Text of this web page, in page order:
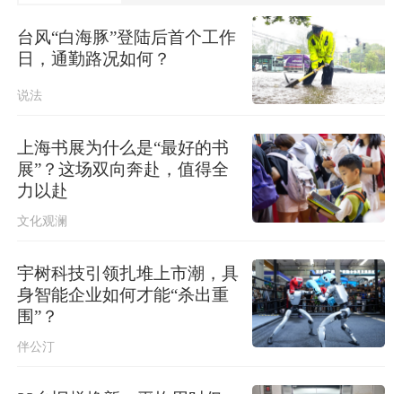
“白海豚”将深入内陆，10余省份将有暴
雨
国市场监管部门整治驾培垄断
突发！泰国暖武里府行政组织办公楼
→
台风“白海豚”移入江西，浙江防台风应
台风“白海豚”登陆后首个工作
日，通勤路况如何？
说法
上海书展为什么是“最好的书
展”？这场双向奔赴，值得全
力以赴
文化观澜
宇树科技引领扎堆上市潮，具
身智能企业如何才能“杀出重
围”？
伴公汀